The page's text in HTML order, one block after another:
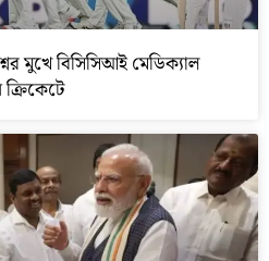
মুখে বিসিসিআই মেডিক্যাল